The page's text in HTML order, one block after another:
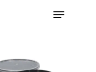
Menu
Close